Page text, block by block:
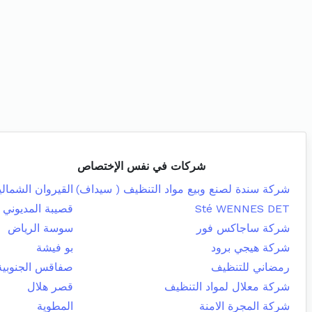
شركات في نفس الإختصاص
شركة سندة لصنع وبيع مواد التنظيف ( سيداف) القيروان
Sté WENNES DET
قصيبة المديوني
شركة ساجاكس فور
سوسة الرياض
شركة هيجي برود
بو فيشة
رمضاني للتنظيف
صفاقس
شركة معلال لمواد التنظيف
قصر هلال
شركة المجرة الامنة
المطوية